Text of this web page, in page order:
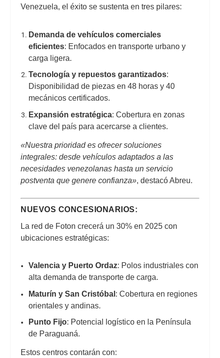
Venezuela, el éxito se sustenta en tres pilares:
Demanda de vehículos comerciales
eficientes: Enfocados en transporte urbano y
carga ligera.
Tecnología y repuestos garantizados:
Disponibilidad de piezas en 48 horas y 40
mecánicos certificados.
Expansión estratégica: Cobertura en zonas
clave del país para acercarse a clientes.
«Nuestra prioridad es ofrecer soluciones
integrales: desde vehículos adaptados a las
necesidades venezolanas hasta un servicio
postventa que genere confianza», destacó Abreu.
NUEVOS CONCESIONARIOS:
La red de Foton crecerá un 30% en 2025 con
ubicaciones estratégicas:
Valencia y Puerto Ordaz: Polos industriales con
alta demanda de transporte de carga.
Maturín y San Cristóbal : Cobertura en regiones
orientales y andinas.
Punto Fijo: Potencial logístico en la Península
de Paraguaná.
Estos centros contarán con: